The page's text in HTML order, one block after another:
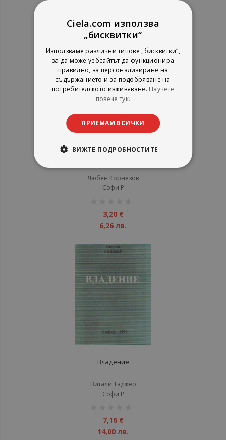
29,00 лв.
Въззивно производство
Любен Корнезов
Софи Р
3,20 €
6,26 лв.
Владение
Витали Таджер
Софи Р
7,16 €
14,00 лв.
Ciela.com използва
„бисквитки“
Използваме различни типове „бисквитки“,
за да може уебсайтът да функционира
правилно, за персонализиране на
съдържанието и за подобряване на
потребителското изживяване. Научете
повече тук.
ПРИЕМАМ ВСИЧКИ
ВИЖТЕ ПОДРОБНОСТИТЕ